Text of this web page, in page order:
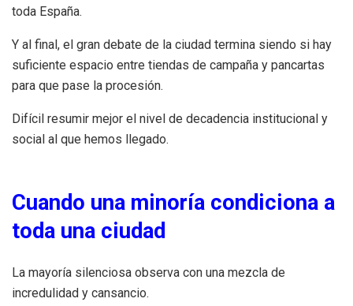
toda España.
Y al final, el gran debate de la ciudad termina siendo si hay
suficiente espacio entre tiendas de campaña y pancartas
para que pase la procesión.
Difícil resumir mejor el nivel de decadencia institucional y
social al que hemos llegado.
Cuando una minoría condiciona a
toda una ciudad
La mayoría silenciosa observa con una mezcla de
incredulidad y cansancio.